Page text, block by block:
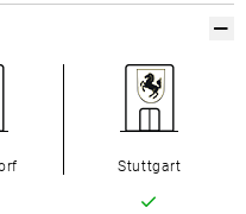
Stuttgart